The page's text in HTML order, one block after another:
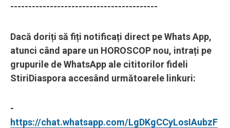
-----------------------------------------
Dacă doriți să fiți notificați direct pe Whats App,
atunci când apare un HOROSCOP nou, intrați pe
grupurile de WhatsApp ale cititorilor fideli
StiriDiaspora accesând următoarele linkuri:
-
https://chat.whatsapp.com/LgDKgCCyLosIAubzF